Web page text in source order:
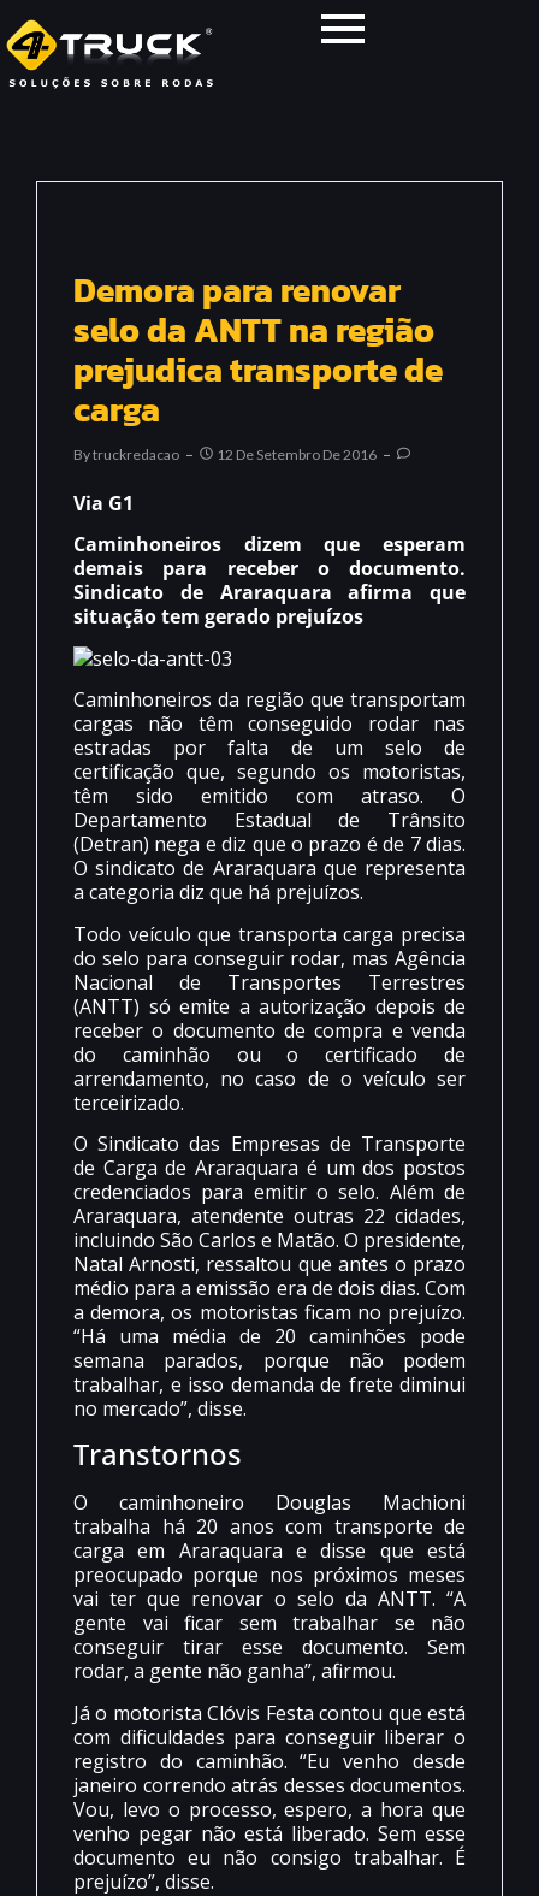
Demora para renovar
selo da ANTT na região
prejudica transporte de
carga
ByTruckredacao 12 De Setembro De 2016
Via G1
Caminhoneiros dizem que esperam
demais para receber o documento.
Sindicato de Araraquara afirma que
situação tem gerado prejuízos
Caminhoneiros da região que transportam
cargas não têm conseguido rodar nas
estradas por falta de um selo de
certificação que, segundo os motoristas,
têm sido emitido com atraso. O
Departamento Estadual de Trânsito
(Detran) nega e diz que o prazo é de 7 dias.
O sindicato de Araraquara que representa
a categoria diz que há prejuízos.
Todo veículo que transporta carga precisa
do selo para conseguir rodar, mas Agência
Nacional de Transportes Terrestres
(ANTT) só emite a autorização depois de
receber o documento de compra e venda
do caminhão ou o certificado de
arrendamento, no caso de o veículo ser
terceirizado.
O Sindicato das Empresas de Transporte
de Carga de Araraquara é um dos postos
credenciados para emitir o selo. Além de
Araraquara, atendente outras 22 cidades,
incluindo São Carlos e Matão. O presidente,
Natal Arnosti, ressaltou que antes o prazo
médio para a emissão era de dois dias. Com
a demora, os motoristas ficam no prejuízo.
“Há uma média de 20 caminhões pode
semana parados, porque não podem
trabalhar, e isso demanda de frete diminui
no mercado”, disse.
Transtornos
O caminhoneiro Douglas Machioni
trabalha há 20 anos com transporte de
carga em Araraquara e disse que está
preocupado porque nos próximos meses
vai ter que renovar o selo da ANTT. “A
gente vai ficar sem trabalhar se não
conseguir tirar esse documento. Sem
rodar, a gente não ganha”, afirmou.
Já o motorista Clóvis Festa contou que está
com dificuldades para conseguir liberar o
registro do caminhão. “Eu venho desde
janeiro correndo atrás desses documentos.
Vou, levo o processo, espero, a hora que
venho pegar não está liberado. Sem esse
documento eu não consigo trabalhar. É
prejuízo”, disse.